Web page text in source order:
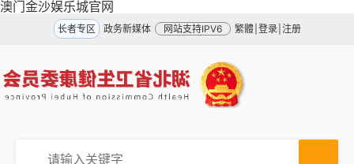
澳门金沙娱乐城官网
长者专区 政务新媒体 网站支持IPV6 繁體 登录 注册